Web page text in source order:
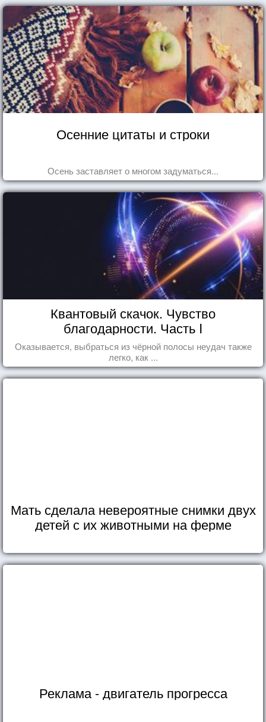
Осенние цитаты и строки
Осень заставляет о многом задуматься...
Квантовый скачок. Чувство
благодарности. Часть I
Оказывается, выбраться из чёрной полосы неудач также
легко, как ...
Мать сделала невероятные снимки двух
детей с их животными на ферме
Реклама - двигатель прогресса